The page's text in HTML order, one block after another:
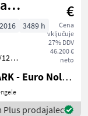
€
Cena
vključuje
27% DDV
46.200 €
neto
3489 h
AGROPARK - Euro Noliker Kft.
Plus prodajalec